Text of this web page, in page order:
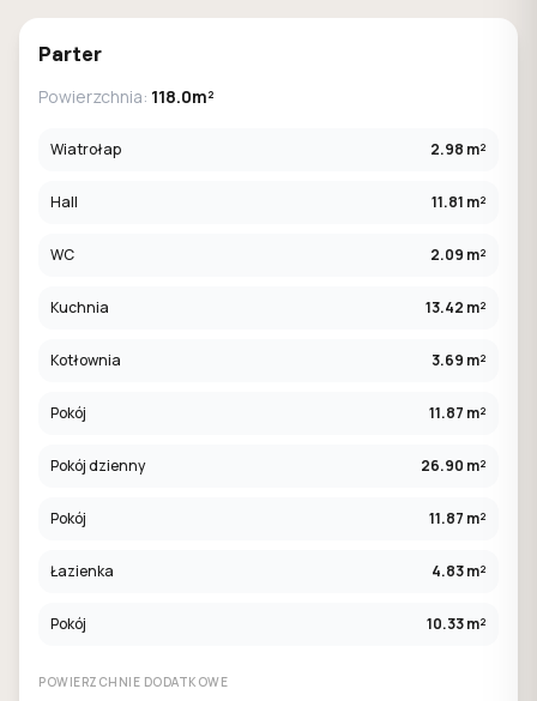
Parter
Powierzchnia: 118.0m²
Wiatrołap 2.98 m²
Hall 11.81 m²
WC 2.09 m²
Kuchnia 13.42 m²
Kotłownia 3.69 m²
Pokój 11.87 m²
Pokój dzienny 26.90 m²
Pokój 11.87 m²
Łazienka 4.83 m²
Pokój 10.33 m²
POWIERZCHNIE DODATKOWE